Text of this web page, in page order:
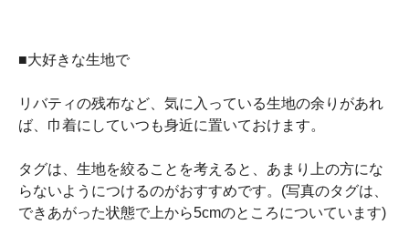
■大好きな生地で
リバティの残布など、気に入っている生地の余りがあれ
ば、巾着にしていつも身近に置いておけます。
タグは、生地を絞ることを考えると、あまり上の方にな
らないようにつけるのがおすすめです。(写真のタグは、
できあがった状態で上から5cmのところについています)